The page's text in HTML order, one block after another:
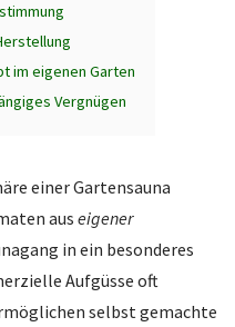
im eigenen Garten
Vergnügen
einer Gartensauna
aus eigener
in ein besonderes
Aufgüsse oft
selbst gemachte